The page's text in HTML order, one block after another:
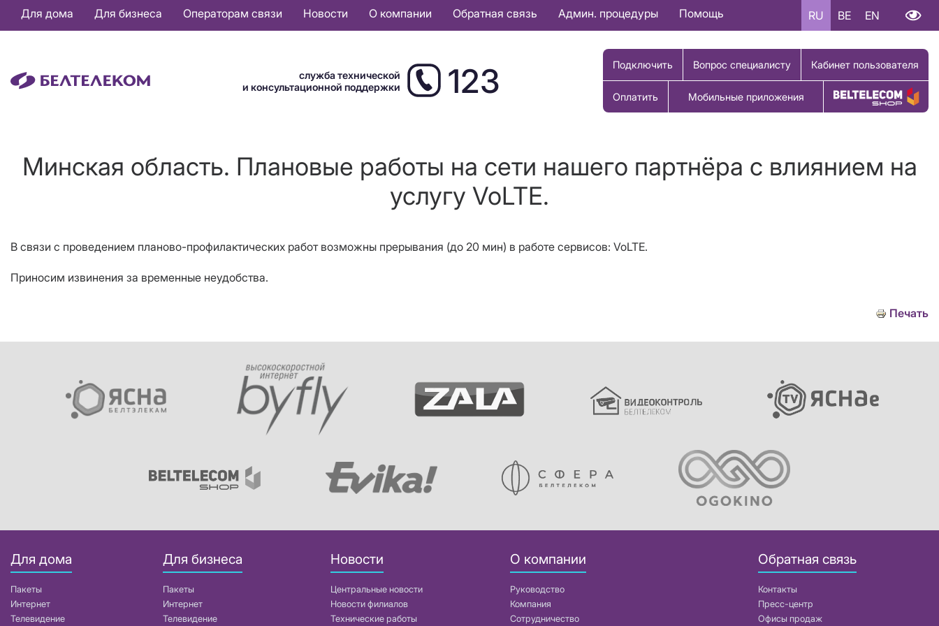
Основная
навигация
Для дома Для бизнеса Операторам связи Новости О компании Обратная связь Админ. процедуры Помощь RU BE EN
служба технической
и консультационной поддержки
123 Подключить Вопрос специалисту Кабинет пользователя
Оплатить Мобильные приложения Купить товар
Минская область. Плановые работы на сети нашего партнёра с влиянием на
услугу VoLTE.
В связи с проведением планово-профилактических работ возможны прерывания (до 20 мин) в работе сервисов: VoLTE.
Приносим извинения за временные неудобства.
Печать
Для дома
Пакеты
Интернет
Телевидение
Для бизнеса
Пакеты
Интернет
Телевидение
Новости
Центральные новости
Новости филиалов
Технические работы
О компании
Руководство
Компания
Сотрудничество
Обратная связь
Контакты
Пресс-центр
Офисы продаж